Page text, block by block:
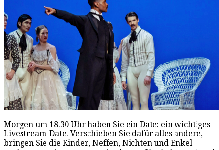
Morgen um 18.30 Uhr haben Sie ein Date: ein wichtiges
Livestream-Date. Verschieben Sie dafür alles andere,
bringen Sie die Kinder, Neffen, Nichten und Enkel